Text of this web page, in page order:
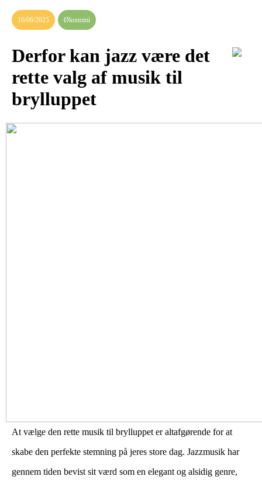
16/06/2025 Økonomi
Derfor kan jazz være det
rette valg af musik til
brylluppet
At vælge den rette musik til brylluppet er altafgørende for at
skabe den perfekte stemning på jeres store dag. Jazzmusik har
gennem tiden bevist sit værd som en elegant og alsidig genre,